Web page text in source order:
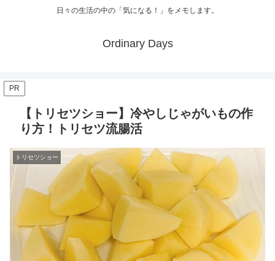
日々の生活の中の「気になる！」をメモします。
Ordinary Days
PR
【トリセツショー】冷やしじゃがいもの作
り方！トリセツ流腸活
トリセツショー